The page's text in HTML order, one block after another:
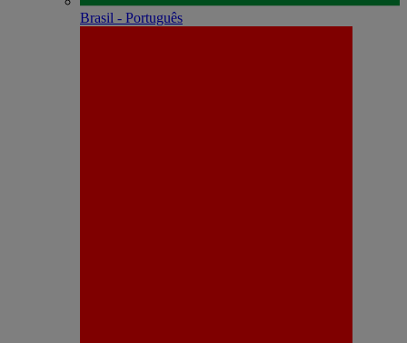
Brasil - Português